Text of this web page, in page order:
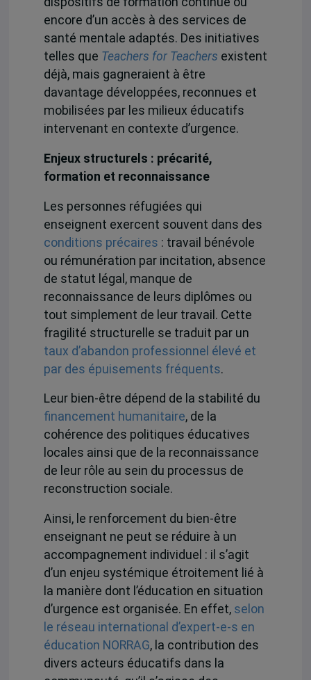
encore d’un accès à des services de
santé mentale adaptés. Des initiatives
telles que Teachers for Teachers existent
déjà, mais gagneraient à être
davantage développées, reconnues et
mobilisées par les milieux éducatifs
intervenant en contexte d’urgence.
Enjeux structurels : précarité,
formation et reconnaissance
Les personnes réfugiées qui
enseignent exercent souvent dans des
conditions précaires : travail bénévole
ou rémunération par incitation, absence
de statut légal, manque de
reconnaissance de leurs diplômes ou
tout simplement de leur travail. Cette
fragilité structurelle se traduit par un
taux d’abandon professionnel élevé et
par des épuisements fréquents.
Leur bien-être dépend de la stabilité du
financement humanitaire, de la
cohérence des politiques éducatives
locales ainsi que de la reconnaissance
de leur rôle au sein du processus de
reconstruction sociale.
Ainsi, le renforcement du bien-être
enseignant ne peut se réduire à un
accompagnement individuel : il s’agit
d’un enjeu systémique étroitement lié à
la manière dont l’éducation en situation
d’urgence est organisée. En effet, selon
le réseau international d’expert-e-s en
éducation NORRAG, la contribution des
divers acteurs éducatifs dans la